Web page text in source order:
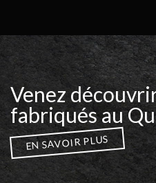
Venez
fabriqués au
EN SAVOIR PLUS